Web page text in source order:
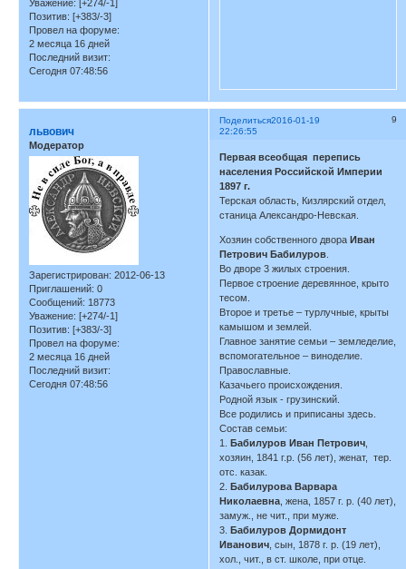
Уважение: [+274/-1]
Позитив: [+383/-3]
Провел на форуме:
2 месяца 16 дней
Последний визит:
Сегодня 07:48:56
Поделиться 9
2016-01-19
22:26:55
львович
Модератор
Зарегистрирован: 2012-06-13
Приглашений: 0
Сообщений: 18773
Уважение: [+274/-1]
Позитив: [+383/-3]
Провел на форуме:
2 месяца 16 дней
Последний визит:
Сегодня 07:48:56
Первая всеобщая перепись
населения Российской Империи
1897 г.
Терская область, Кизлярский отдел,
станица Александро-Невская.
Хозяин собственного двора Иван
Петрович Бабилуров.
Во дворе 3 жилых строения.
Первое строение деревянное, крыто
тесом.
Второе и третье – турлучные, крыты
камышом и землей.
Главное занятие семьи – земледелие,
вспомогательное – виноделие.
Православные.
Казачьего происхождения.
Родной язык - грузинский.
Все родились и приписаны здесь.
Состав семьи:
1. Бабилуров Иван Петрович,
хозяин, 1841 г.р. (56 лет), женат, тер.
отс. казак.
2. Бабилурова Варвара
Николаевна, жена, 1857 г. р. (40 лет),
замуж., не чит., при муже.
3. Бабилуров Дормидонт
Иванович, сын, 1878 г. р. (19 лет),
хол., чит., в ст. школе, при отце.